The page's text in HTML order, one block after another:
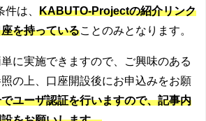
は、 KABUTO-Projectの紹介リンク
を持っている ことのみとなります。
に実施できますので、ご興味のある
の上、口座開設後にお申込みをお願
ユーザ認証を行いますので、記事内